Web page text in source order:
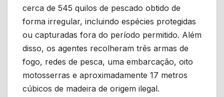
cerca de 545 quilos de pescado obtido de
forma irregular, incluindo espécies protegidas
ou capturadas fora do período permitido. Além
disso, os agentes recolheram três armas de
fogo, redes de pesca, uma embarcação, oito
motosserras e aproximadamente 17 metros
cúbicos de madeira de origem ilegal.